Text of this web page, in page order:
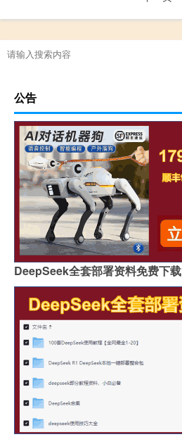
公告
DeepSeek全套部署资料免费下载